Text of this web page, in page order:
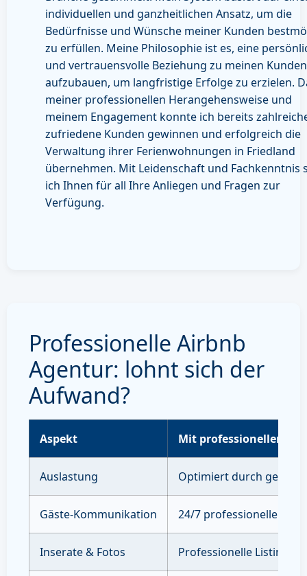
individuellen und ganzheitlichen Ansatz, um die
Bedürfnisse und Wünsche meiner Kunden
zu erfüllen. Meine Philosophie ist es, eine
und vertrauensvolle Beziehung zu meinen Kunden
aufzubauen, um langfristige Erfolge zu erzielen.
meiner professionellen Herangehensweise und
meinem Engagement konnte ich bereits
zufriedene Kunden gewinnen und erfolgreich die
Verwaltung ihrer Ferienwohnungen in Friedland
übernehmen. Mit Leidenschaft und Fachkenntnis
ich Ihnen für all Ihre Anliegen und Fragen zur
Verfügung.
Professionelle Airbnb
Agentur: lohnt sich der
Aufwand?
Aspekt Mit professioneller
Auslastung Optimiert durch
Gäste-Kommunikation 24/7 professioneller
Inserate & Fotos Professionelle Listings